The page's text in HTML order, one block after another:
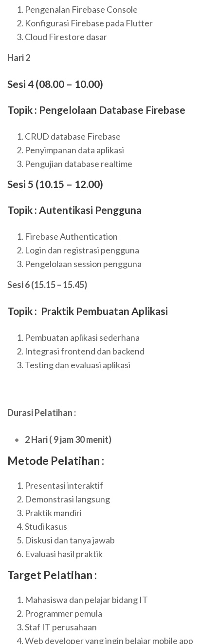
Pengenalan Firebase Console
Konfigurasi Firebase pada Flutter
Cloud Firestore dasar
Hari 2
Sesi 4 (08.00 – 10.00)
Topik : Pengelolaan Database Firebase
CRUD database Firebase
Penyimpanan data aplikasi
Pengujian database realtime
Sesi 5 (10.15 – 12.00)
Topik : Autentikasi Pengguna
Firebase Authentication
Login dan registrasi pengguna
Pengelolaan session pengguna
Sesi 6 (15.15 – 15.45)
Topik : Praktik Pembuatan Aplikasi
Pembuatan aplikasi sederhana
Integrasi frontend dan backend
Testing dan evaluasi aplikasi
Durasi Pelatihan :
2 Hari ( 9 jam 30 menit)
Metode Pelatihan :
Presentasi interaktif
Demonstrasi langsung
Praktik mandiri
Studi kasus
Diskusi dan tanya jawab
Evaluasi hasil praktik
Target Pelatihan :
Mahasiswa dan pelajar bidang IT
Programmer pemula
Staf IT perusahaan
Web developer yang ingin belajar mobile app